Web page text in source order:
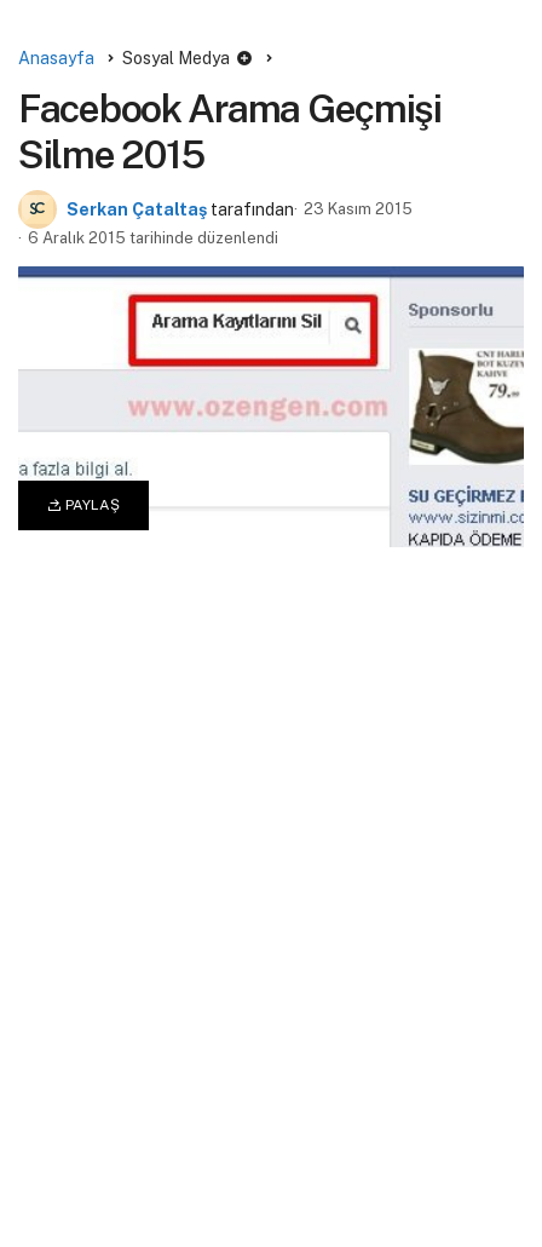
PAYLAŞ
Anasayfa Sosyal Medya
Facebook Arama Geçmişi
Silme 2015
Serkan Çataltaş tarafından 23 Kasım 2015
6 Aralık 2015 tarihinde düzenlendi